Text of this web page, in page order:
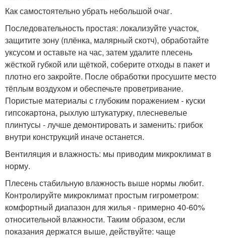
Как самостоятельно убрать небольшой очаг.
Последовательность простая: локализуйте участок,
защитите зону (плёнка, малярный скотч), обработайте
уксусом и оставьте на час, затем удалите плесень
жёсткой губкой или щёткой, соберите отходы в пакет и
плотно его закройте. После обработки просушите место
тёплым воздухом и обеспечьте проветривание.
Пористые материалы с глубоким поражением - куски
гипсокартона, рыхлую штукатурку, плесневелые
плинтусы - лучше демонтировать и заменить: грибок
внутри конструкций иначе останется.
Вентиляция и влажность: мы приводим микроклимат в
норму.
Плесень стабильную влажность выше нормы любит.
Контролируйте микроклимат простым гигрометром:
комфортный диапазон для жилья - примерно 40-60%
относительной влажности. Таким образом, если
показания держатся выше, действуйте: чаще